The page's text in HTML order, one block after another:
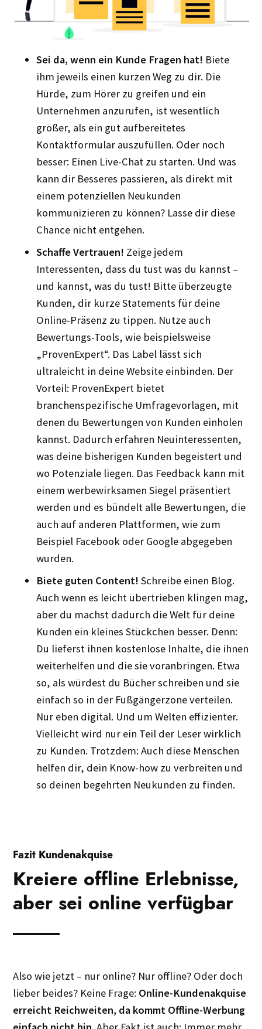
Sei da, wenn ein Kunde Fragen hat! Biete
ihm jeweils einen kurzen Weg zu dir. Die
Hürde, zum Hörer zu greifen und ein
Unternehmen anzurufen, ist wesentlich
größer, als ein gut aufbereitetes
Kontaktformular auszufüllen. Oder noch
besser: Einen Live-Chat zu starten. Und was
kann dir Besseres passieren, als direkt mit
einem potenziellen Neukunden
kommunizieren zu können? Lasse dir diese
Chance nicht entgehen.
Schaffe Vertrauen! Zeige jedem
Interessenten, dass du tust was du kannst –
und kannst, was du tust! Bitte überzeugte
Kunden, dir kurze Statements für deine
Online-Präsenz zu tippen. Nutze auch
Bewertungs-Tools, wie beispielsweise
„ProvenExpert“. Das Label lässt sich
ultraleicht in deine Website einbinden. Der
Vorteil: ProvenExpert bietet
branchenspezifische Umfragevorlagen, mit
denen du Bewertungen von Kunden einholen
kannst. Dadurch erfahren Neuinteressenten,
was deine bisherigen Kunden begeistert und
wo Potenziale liegen. Das Feedback kann mit
einem werbewirksamen Siegel präsentiert
werden und es bündelt alle Bewertungen, die
auch auf anderen Plattformen, wie zum
Beispiel Facebook oder Google abgegeben
wurden.
Biete guten Content! Schreibe einen Blog.
Auch wenn es leicht übertrieben klingen mag,
aber du machst dadurch die Welt für deine
Kunden ein kleines Stückchen besser. Denn:
Du lieferst ihnen kostenlose Inhalte, die ihnen
weiterhelfen und die sie voranbringen. Etwa
so, als würdest du Bücher schreiben und sie
einfach so in der Fußgängerzone verteilen.
Nur eben digital. Und um Welten effizienter.
Vielleicht wird nur ein Teil der Leser wirklich
zu Kunden. Trotzdem: Auch diese Menschen
helfen dir, dein Know-how zu verbreiten und
so deinen begehrten Neukunden zu finden.
Fazit Kundenakquise
Kreiere offline Erlebnisse,
aber sei online verfügbar
Also wie jetzt – nur online? Nur offline? Oder doch
lieber beides? Keine Frage: Online-Kundenakquise
erreicht Reichweiten, da kommt Offline-Werbung